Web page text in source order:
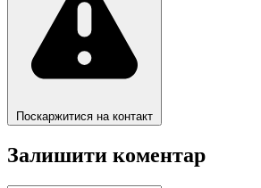
Поскаржитися на контакт
Залишити коментар